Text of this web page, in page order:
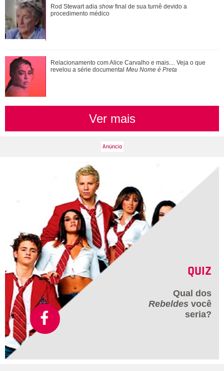
Kylie Jenner rouba a cena com registros de festa de
aniversário antecipada: Meu coração es...
Pais de três! Veja o que Zé Felipe e Virginia Fonseca já
falaram sobre a guarda das crian�...
Rod Stewart adia show final de sua turnê devido a
procedimento médico
Relacionamento com Alice Carvalho e mais.... Veja o que
revelou a série documental Meu Nome é Preta
Ver mais
QUIZ
Qual dos
Rebeldes você
seria?